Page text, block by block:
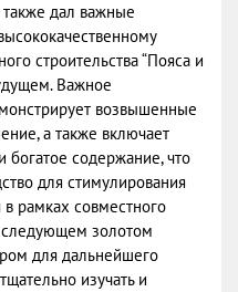
также дал важные
строительства “Пояса и
Важное
возвышенные
а также включает
содержание, что
для стимулирования
в рамках совместного
следующем золотом
для дальнейшего
изучать и